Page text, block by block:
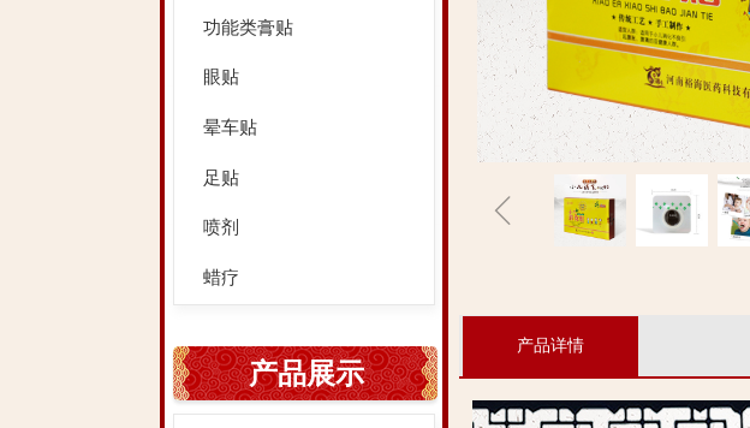
ꁆ
产品详情
产品展示
功能类膏贴
眼贴
晕车贴
足贴
喷剂
蜡疗